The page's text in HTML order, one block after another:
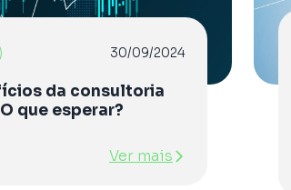
30/09/2024
da consultoria
que esperar?
Ver mais